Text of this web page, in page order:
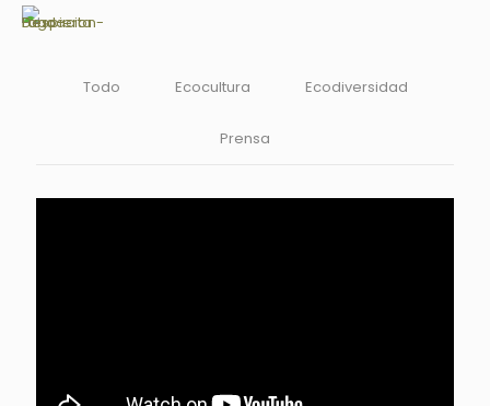
Todo Ecocultura Ecodiversidad
Prensa